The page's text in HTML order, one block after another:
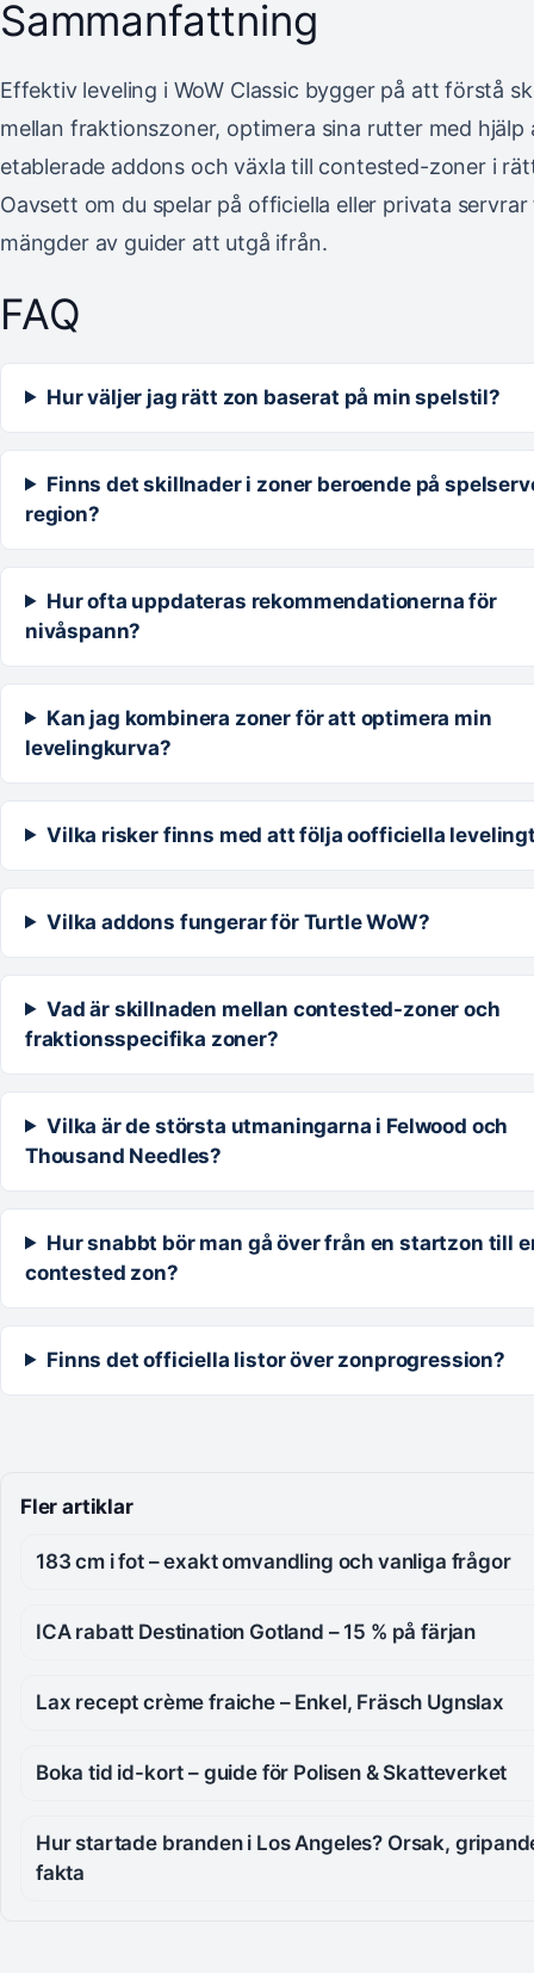
Sammanfattning
Effektiv leveling i WoW Classic bygger på att förstå
mellan fraktionszoner, optimera sina rutter med hjälp
etablerade addons och växla till contested-zoner i
Oavsett om du spelar på officiella eller privata servrar
mängder av guider att utgå ifrån.
FAQ
Hur väljer jag rätt zon baserat på min spelstil?
Finns det skillnader i zoner beroende på
region?
Hur ofta uppdateras rekommendationerna för
nivåspann?
Kan jag kombinera zoner för att optimera min
levelingkurva?
Vilka risker finns med att följa oofficiella
Vilka addons fungerar för Turtle WoW?
Vad är skillnaden mellan contested-zoner och
fraktionsspecifika zoner?
Vilka är de största utmaningarna i Felwood och
Thousand Needles?
Hur snabbt bör man gå över från en startzon till
contested zon?
Finns det officiella listor över zonprogression?
Fler artiklar
183 cm i fot – exakt omvandling och vanliga frågor
ICA rabatt Destination Gotland – 15 % på färjan
Lax recept crème fraiche – Enkel, Fräsch Ugnslax
Boka tid id-kort – guide för Polisen & Skatteverket
Hur startade branden i Los Angeles? Orsak,
fakta